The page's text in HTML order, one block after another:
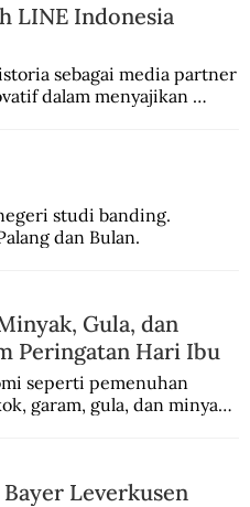
LINE Indonesia
sebagai media partner
dalam menyajikan
studi banding.
dan Bulan.
Gula, dan
Peringatan Hari Ibu
seperti pemenuhan
garam, gula, dan minyak
Leverkusen